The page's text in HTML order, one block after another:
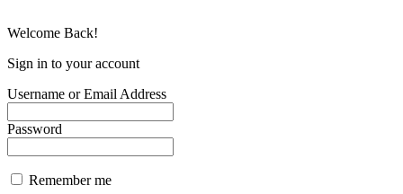
Welcome Back!
Sign in to your account
Username or Email Address
Password
Remember me